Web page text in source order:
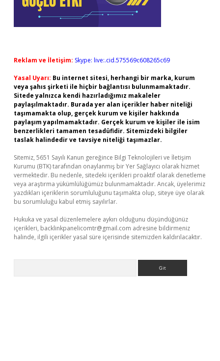
Reklam ve İletişim: Skype: live:.cid.575569c608265c69
Yasal Uyarı: Bu internet sitesi, herhangi bir marka, kurum
veya şahıs şirketi ile hiçbir bağlantısı bulunmamaktadır.
Sitede yalnızca kendi hazırladığımız makaleler
paylaşılmaktadır. Burada yer alan içerikler haber niteliği
taşımamakta olup, gerçek kurum ve kişiler hakkında
paylaşım yapılmamaktadır. Gerçek kurum ve kişiler ile isim
benzerlikleri tamamen tesadüfidir. Sitemizdeki bilgiler
taslak halindedir ve tavsiye niteliği taşımazlar.
Sitemiz, 5651 Sayılı Kanun gereğince Bilgi Teknolojileri ve İletişim
Kurumu (BTK) tarafından onaylanmış bir Yer Sağlayıcı olarak hizmet
vermektedir. Bu nedenle, sitedeki içerikleri proaktif olarak denetleme
veya araştırma yükümlülüğümüz bulunmamaktadır. Ancak, üyelerimiz
yazdıkları içeriklerin sorumluluğunu taşımakta olup, siteye üye olarak
bu sorumluluğu kabul etmiş sayılırlar.
Hukuka ve yasal düzenlemelere aykırı olduğunu düşündüğünüz
içerikleri, backlinkpanelicomtr@gmail.com adresine bildirmeniz
halinde, ilgili içerikler yasal süre içerisinde sitemizden kaldırılacaktır.